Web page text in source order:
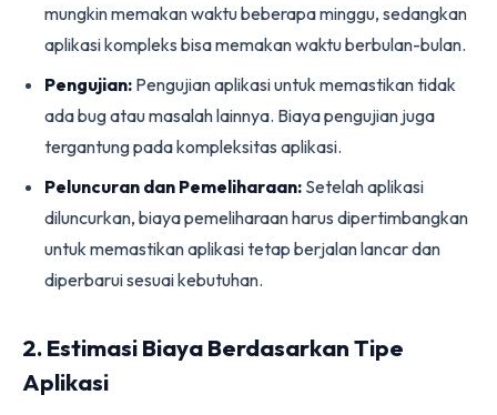
mungkin memakan waktu beberapa minggu, sedangkan
aplikasi kompleks bisa memakan waktu berbulan-bulan.
Pengujian: Pengujian aplikasi untuk memastikan tidak
ada bug atau masalah lainnya. Biaya pengujian juga
tergantung pada kompleksitas aplikasi.
Peluncuran dan Pemeliharaan: Setelah aplikasi
diluncurkan, biaya pemeliharaan harus dipertimbangkan
untuk memastikan aplikasi tetap berjalan lancar dan
diperbarui sesuai kebutuhan.
2. Estimasi Biaya Berdasarkan Tipe
Aplikasi